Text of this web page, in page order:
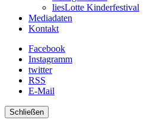
liesLotte Kinderfestival
Mediadaten
Kontakt
Facebook
Instagramm
twitter
RSS
E-Mail
Schließen